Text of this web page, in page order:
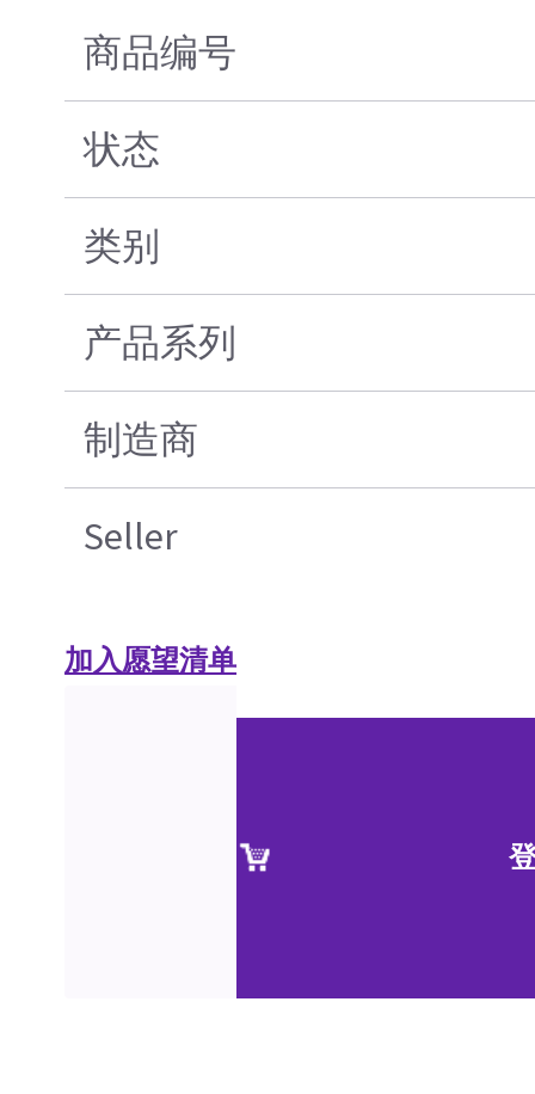
商品编号
状态
类别
产品系列
制造商
Seller
加入愿望清单